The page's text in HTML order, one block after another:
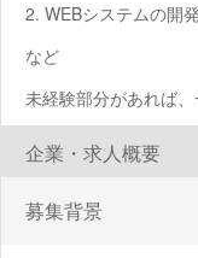
WEBシステムの開発
など
未経験部分があれば
企業・求人概要
募集背景